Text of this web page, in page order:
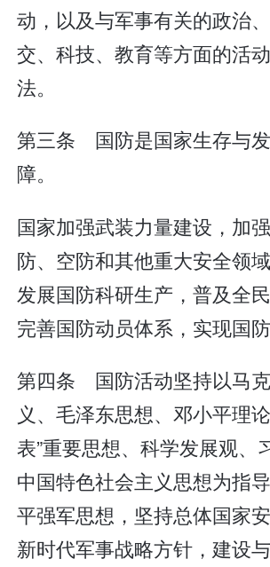
动，以及与军事有关的政治
交、科技、教育等方面的活
法。
第三条 国防是国家生存与
障。
国家加强武装力量建设，加
防、空防和其他重大安全领
发展国防科研生产，普及全
完善国防动员体系，实现国防
第四条 国防活动坚持以马
义、毛泽东思想、邓小平理
表”重要思想、科学发展观、
中国特色社会主义思想为指
平强军思想，坚持总体国家
新时代军事战略方针，建设